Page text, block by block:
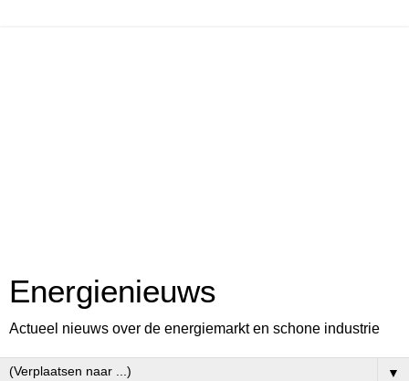
Energienieuws
Actueel nieuws over de energiemarkt en schone industrie
▼